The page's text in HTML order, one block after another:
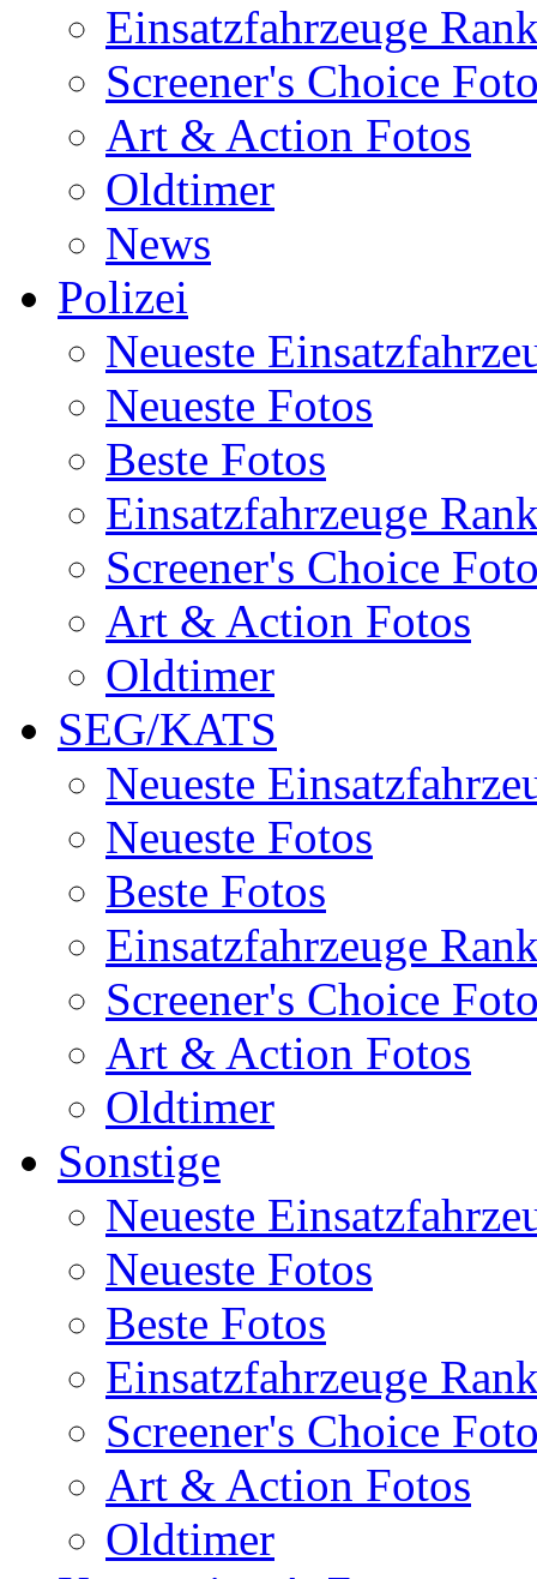
Einsatzfahrzeuge
Screener's Choice
Art & Action Fotos
Oldtimer
News
Polizei
Neueste
Neueste Fotos
Beste Fotos
Einsatzfahrzeuge
Screener's Choice
Art & Action Fotos
Oldtimer
SEG/KATS
Neueste
Neueste Fotos
Beste Fotos
Einsatzfahrzeuge
Screener's Choice
Art & Action Fotos
Oldtimer
Sonstige
Neueste
Neueste Fotos
Beste Fotos
Einsatzfahrzeuge
Screener's Choice
Art & Action Fotos
Oldtimer